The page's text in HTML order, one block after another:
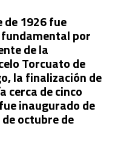
de 1926 fue
por
de la
Torcuato de
la finalización de
cerca de cinco
inaugurado de
octubre de